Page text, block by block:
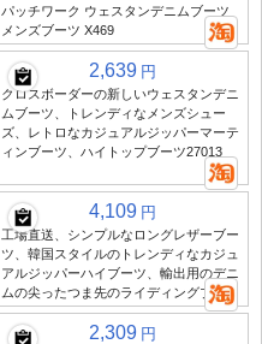
パッチワーク ウェスタンデニムブーツ
メンズブーツ X469
2,639 円
クロスボーダーの新しいウェスタンデニ
ムブーツ、トレンディなメンズシュー
ズ、レトロなカジュアルジッパーマーテ
ィンブーツ、ハイトップブーツ27013
4,109 円
工場直送、シンプルなロングレザーブー
ツ、韓国スタイルのトレンディなカジュ
アルジッパーハイブーツ、輸出用のデニ
ムの尖ったつま先のライディングブーツ
2,309 円